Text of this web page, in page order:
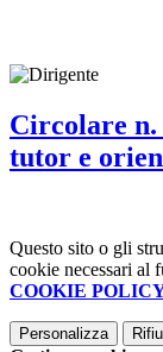
Circolare n.
tutor e
Questo sito o gli
cookie necessari al
COOKIE
Personalizza